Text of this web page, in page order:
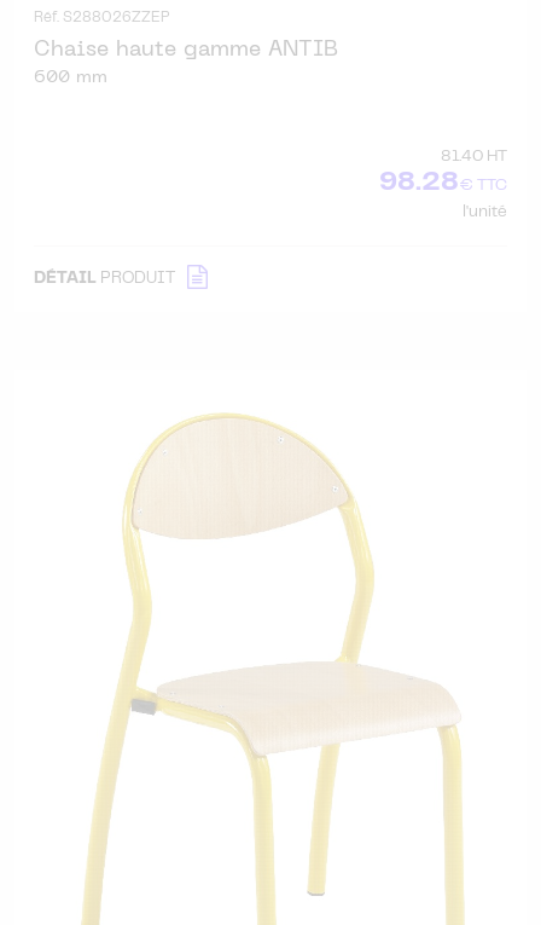
Réf. S288026ZZEP
Chaise haute gamme ANTIB
600 mm
81.40 HT
98.28€ TTC
l'unité
DÉTAIL PRODUIT